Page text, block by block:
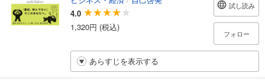
4.0
1,320円 (税込)
試し読み
フォロー
あらすじを表示する